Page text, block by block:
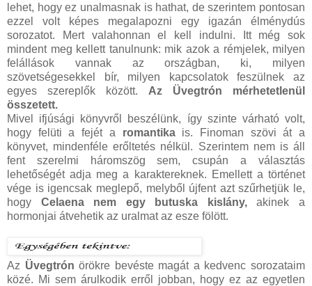
lehet, hogy ez unalmasnak is hathat, de szerintem pontosan
ezzel volt képes megalapozni egy igazán élménydús
sorozatot. Mert valahonnan el kell indulni. Itt még sok
mindent meg kellett tanulnunk: mik azok a rémjelek, milyen
felállások vannak az országban, ki, milyen
szövetségesekkel bír, milyen kapcsolatok feszülnek az
egyes szereplők között. Az Üvegtrón mérhetetlenül
összetett.
Mivel ifjúsági könyvről beszélünk, így szinte várható volt,
hogy felüti a fejét a romantika is. Finoman szövi át a
könyvet, mindenféle erőltetés nélkül. Szerintem nem is áll
fent szerelmi háromszög sem, csupán a választás
lehetőségét adja meg a karaktereknek. Emellett a történet
vége is igencsak meglepő, melyből újfent azt szűrhetjük le,
hogy Celaena nem egy butuska kislány,akinek a
hormonjai átvehetik az uralmat az esze fölött.
Az Üvegtrónörökre bevéste magát a kedvenc sorozataim
közé. Mi sem árulkodik erről jobban, hogy ez az egyetlen